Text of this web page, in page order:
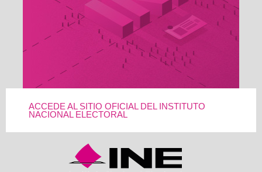
ACCEDE AL SITIO OFICIAL DEL INSTITUTO
NACIONAL ELECTORAL